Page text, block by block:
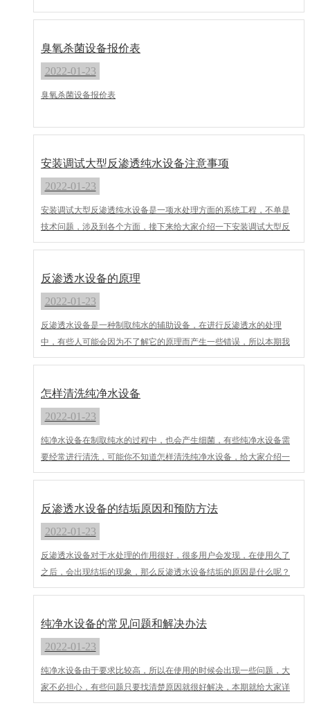
臭氧杀菌设备报价表
2022-01-23
臭氧杀菌设备报价表
安装调试大型反渗透纯水设备注意事项
2022-01-23
安装调试大型反渗透纯水设备是一项水处理方面的系统工程，不单是
技术问题，涉及到各个方面，接下来给大家介绍一下安装调试大型反
渗透纯水设备注意事项：
反渗透水设备的原理
2022-01-23
反渗透水设备是一种制取纯水的辅助设备，在进行反渗透水的处理
中，有些人可能会因为不了解它的原理而产生一些错误，所以本期我
们大型反渗透净水设备厂家就给大家介绍一下反渗透水设备的原理。
怎样清洗纯净水设备
2022-01-23
纯净水设备在制取纯水的过程中，也会产生细菌，有些纯净水设备需
要经常进行清洗，可能你不知道怎样清洗纯净水设备，给大家介绍一
下。
反渗透水设备的结垢原因和预防方法
2022-01-23
反渗透水设备对于水处理的作用很好，很多用户会发现，在使用久了
之后，会出现结垢的现象，那么反渗透水设备结垢的原因是什么呢？
怎样预防结垢呢？
纯净水设备的常见问题和解决办法
2022-01-23
纯净水设备由于要求比较高，所以在使用的时候会出现一些问题，大
家不必担心，有些问题只要找清楚原因就很好解决，本期就给大家详
细介绍一下纯净水设备的常见问题和解决办法，以便大家参考解决。